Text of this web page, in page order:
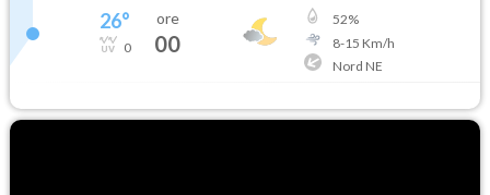
26°
0
ore
00
52%
8-15 Km/h
Nord NE